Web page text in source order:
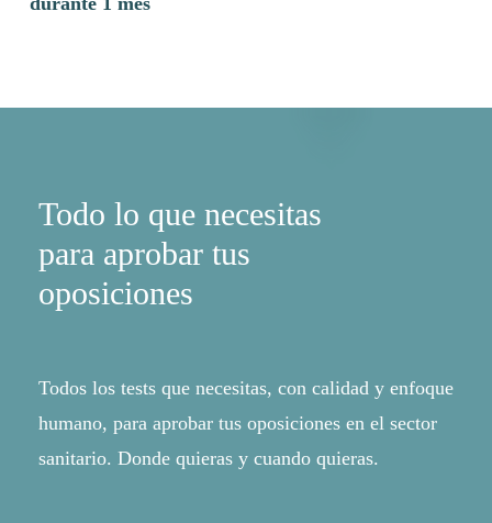
opciones
elegir
de
producto
página
Todo lo que necesitas
para aprobar tus
oposiciones
Todos los tests que necesitas, con calidad y enfoque
humano, para aprobar tus oposiciones en el sector
sanitario. Donde quieras y cuando quieras.